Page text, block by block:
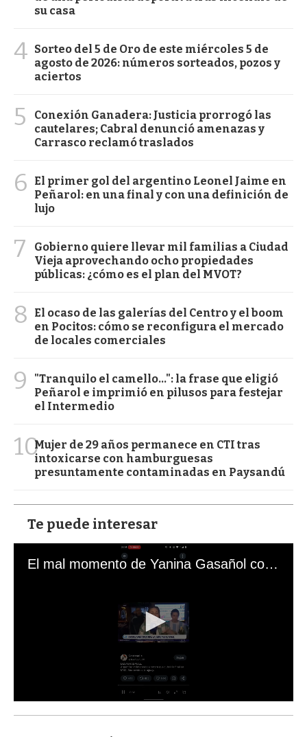
su casa
4 Sorteo del 5 de Oro de este miércoles 5 de
agosto de 2026: números sorteados, pozos y
aciertos
5
Conexión Ganadera: Justicia prorrogó las
cautelares; Cabral denunció amenazas y
Carrasco reclamó traslados
6
El primer gol del argentino Leonel Jaime en
Peñarol: en una final y con una definición de
lujo
7
Gobierno quiere llevar mil familias a Ciudad
Vieja aprovechando ocho propiedades
públicas: ¿cómo es el plan del MVOT?
8
El ocaso de las galerías del Centro y el boom
en Pocitos: cómo se reconfigura el mercado
de locales comerciales
9
"Tranquilo el camello...": la frase que eligió
Peñarol e imprimió en pilusos para festejar
el Intermedio
10Mujer de 29 años permanece en CTI tras
intoxicarse con hamburguesas
presuntamente contaminadas en Paysandú
Te puede interesar
El mal momento de Yanina Gasañol con un hincha argentino en "Subrayado"
s